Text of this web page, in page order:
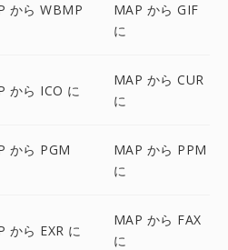
から WBMP
MAP から GIF
に
から ICO に
MAP から CUR
に
から PGM
MAP から PPM
に
から EXR に
MAP から FAX
に